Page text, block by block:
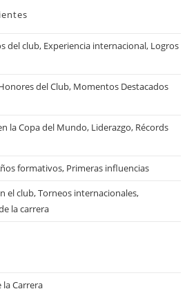
del club, Experiencia internacional, Logros
del Club, Momentos Destacados
la Copa del Mundo, Liderazgo, Récords
formativos, Primeras influencias
el club, Torneos internacionales,
la carrera
la Carrera